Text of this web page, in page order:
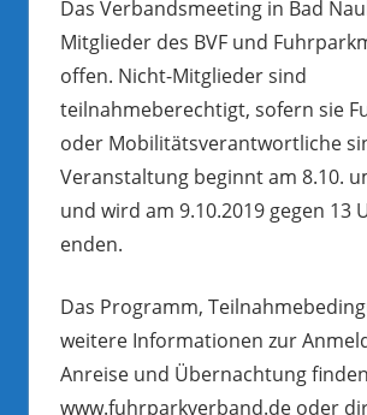
Das Verbandsmeeting in Bad
Mitglieder des BVF und
offen. Nicht-Mitglieder sind
teilnahmeberechtigt, sofern sie
oder Mobilitätsverantwortliche
Veranstaltung beginnt am 8.10.
und wird am 9.10.2019 gegen 13
enden.
Das Programm,
weitere Informationen zur
Anreise und Übernachtung
www.fuhrparkverband.de oder